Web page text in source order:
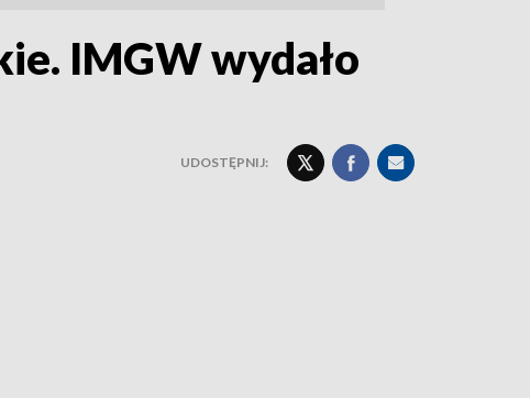
IMGW wydało
UDOSTĘPNIJ: